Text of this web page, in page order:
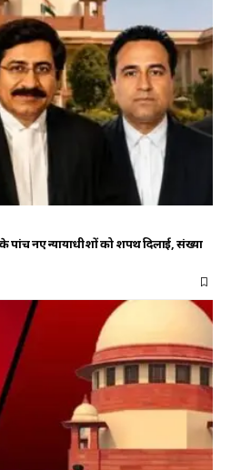
के पांच नए न्यायाधीशों को शपथ दिलाई, संख्या